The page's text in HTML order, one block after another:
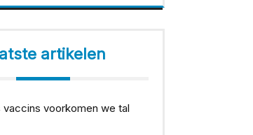
artikelen
vaccins voorkomen we tal